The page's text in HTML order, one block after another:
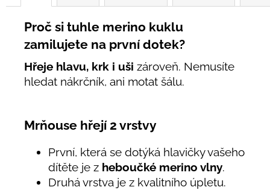
Proč si tuhle merino kuklu
zamilujete na první dotek?
Hřeje hlavu, krk i uši zároveň. Nemusíte
hledat nákrčník, ani motat šálu.
Mrňouse hřejí 2 vrstvy
První, která se dotýká hlavičky vašeho
dítěte je z heboučké merino vlny.
Druhá vrstva je z kvalitního úpletu.